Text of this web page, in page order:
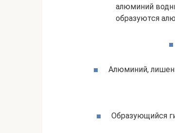
алюминий
образуются
Алюминий,
Образующийся